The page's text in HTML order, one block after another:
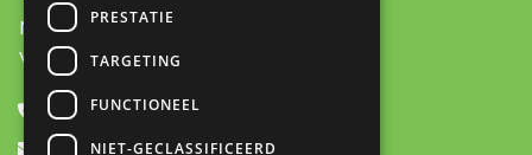
Ma-Do:
8:00 - 17:30
Vrij:
8:00 - 16:30
+31 (0)478 531445
contact@logisticmanager.nl
PRESTATIE
TARGETING
FUNCTIONEEL
NIET-GECLASSIFICEERD